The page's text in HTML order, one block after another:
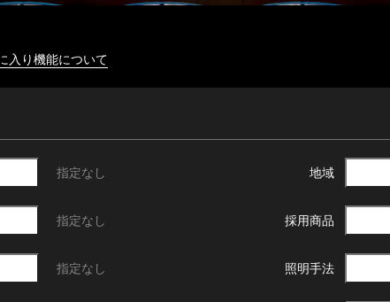
入り機能について
指定なし 地域
指定なし 採用商品
指定なし 照明手法